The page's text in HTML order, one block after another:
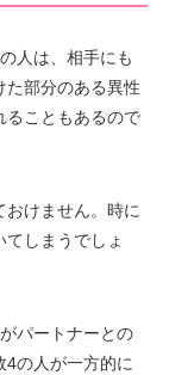
人は、相手にも
た部分のある異性
ることもあるので
おけません。時に
しまうでしょ
パートナーとの
4の人が一方的に